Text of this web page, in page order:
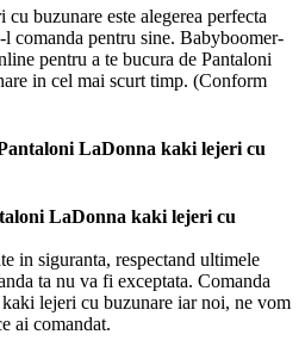
buzunare este alegerea perfecta
comanda pentru sine. Babyboomer-
pentru a te bucura de Pantaloni
in cel mai scurt timp. (Conform
LaDonna kaki lejeri cu
LaDonna kaki lejeri cu
in siguranta, respectand ultimele
ta nu va fi exceptata. Comanda
lejeri cu buzunare iar noi, ne vom
ai comandat.